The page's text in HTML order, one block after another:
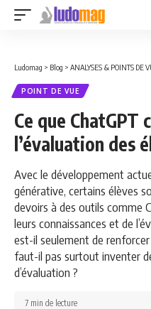
Ludomag > Blog > ANALYSES & POINTS DE
POINT DE VUE
Ce que ChatGPT
l’évaluation des
Avec le développement
générative, certains élèves
devoirs à des outils comme
leurs connaissances et de
est-il seulement de
faut-il pas surtout inventer
d’évaluation ?
7 min de lecture